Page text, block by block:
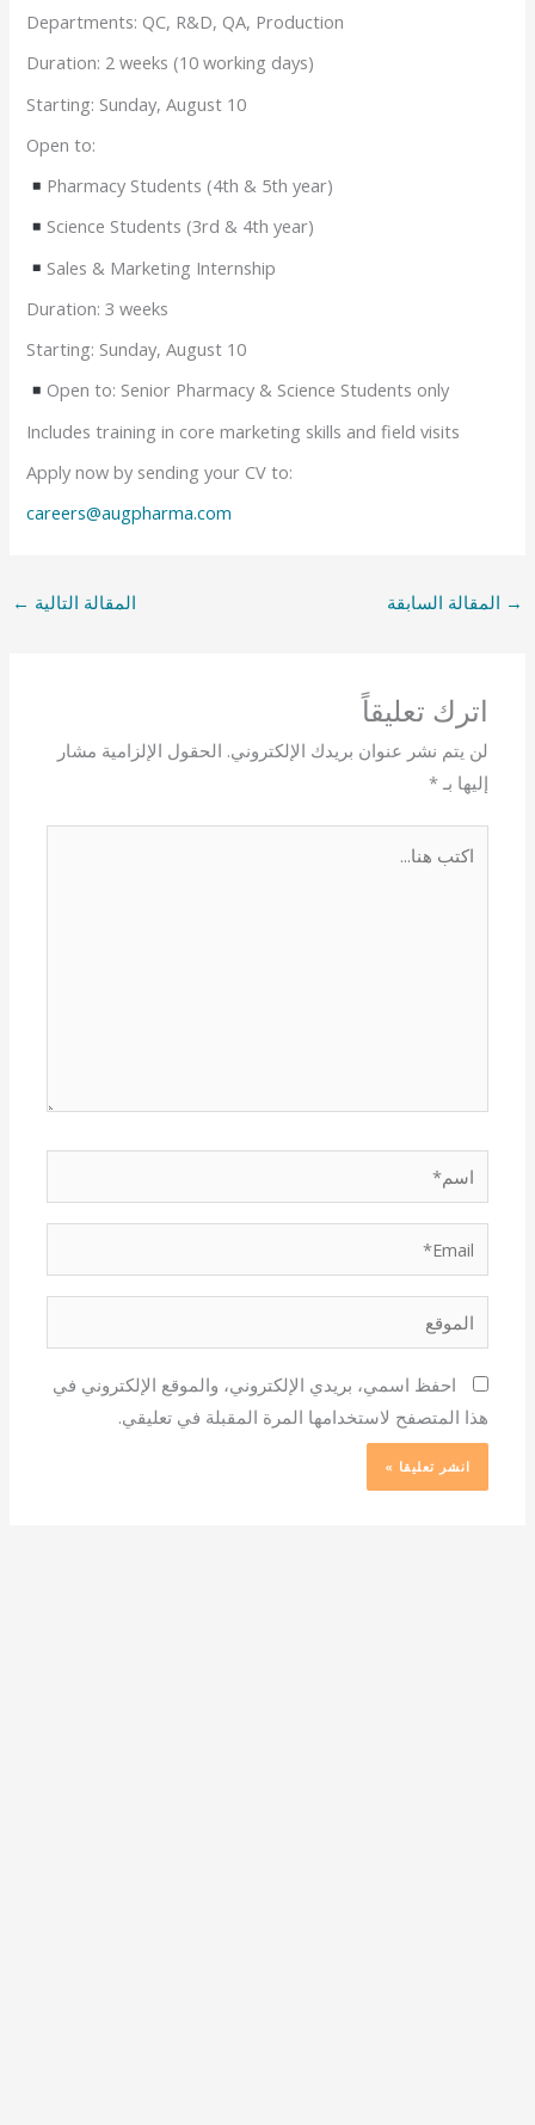
Departments: QC, R&D, QA, Production
Duration: 2 weeks (10 working days)
Starting: Sunday, August 10
Open to:
Pharmacy Students (4th & 5th year)
Science Students (3rd & 4th year)
Sales & Marketing Internship
Duration: 3 weeks
Starting: Sunday, August 10
Open to: Senior Pharmacy & Science Students only
Includes training in core marketing skills and field visits
Apply now by sending your CV to:
careers@augpharma.com
→ المقالة السابقة المقالة التالية ←
اترك تعليقاً
لن يتم نشر عنوان بريدك الإلكتروني. الحقول الإلزامية مشار
إليها بـ*
اسم*
الموقع
احفظ اسمي، بريدي الإلكتروني، والموقع الإلكتروني في
هذا المتصفح لاستخدامها المرة المقبلة في تعليقي.